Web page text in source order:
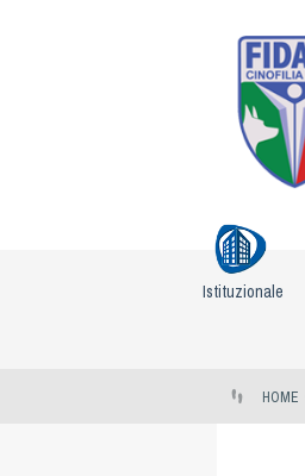
Istituzionale
HOME